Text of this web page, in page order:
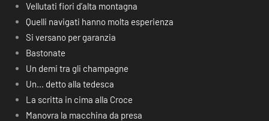
Vellutati fiori d’alta montagna
Quelli navigati hanno molta esperienza
Si versano per garanzia
Bastonate
Un demi tra gli champagne
Un… detto alla tedesca
La scritta in cima alla Croce
Manovra la macchina da presa